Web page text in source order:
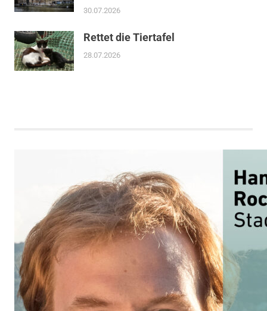
30.07.2026
Rettet die Tiertafel
28.07.2026